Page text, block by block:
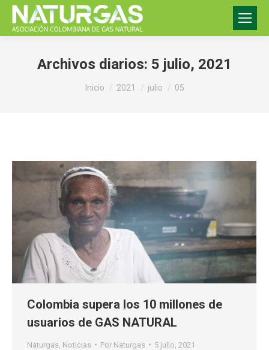
Archivos diarios: 5 julio, 2021
Estás aquí:
Inicio 2021 julio 05
Colombia supera los 10 millones de
usuarios de GAS NATURAL
Naturgas Noticias Por Naturgas 5 julio, 2021